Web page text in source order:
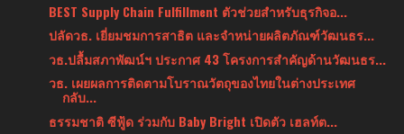
BEST Supply Chain Fulfillment ตัวช่วยสำหรับธุรกิจอ...
ปลัดวธ. เยี่ยมชมการสาธิต และจำหน่ายผลิตภัณฑ์วัฒนธร...
วธ.ปลื้มสภาพัฒน์ฯ ประกาศ 43 โครงการสำคัญด้านวัฒนธร...
วธ. เผยผลการติดตามโบราณวัตถุของไทยในต่างประเทศ
กลับ...
ธรรมชาติ ซีฟู้ด ร่วมกับ Baby Bright เปิดตัว เฮลท์ต...